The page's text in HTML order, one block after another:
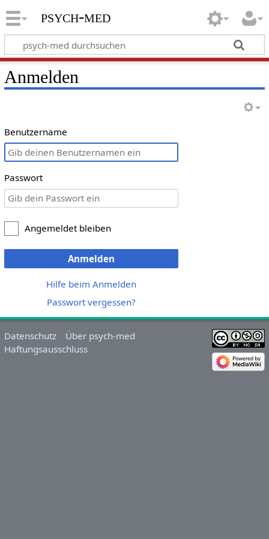
psych-med
Anmelden
Benutzername
Passwort
Angemeldet bleiben
Anmelden
Hilfe beim Anmelden
Passwort vergessen?
Datenschutz
Über psych-med
Haftungsausschluss